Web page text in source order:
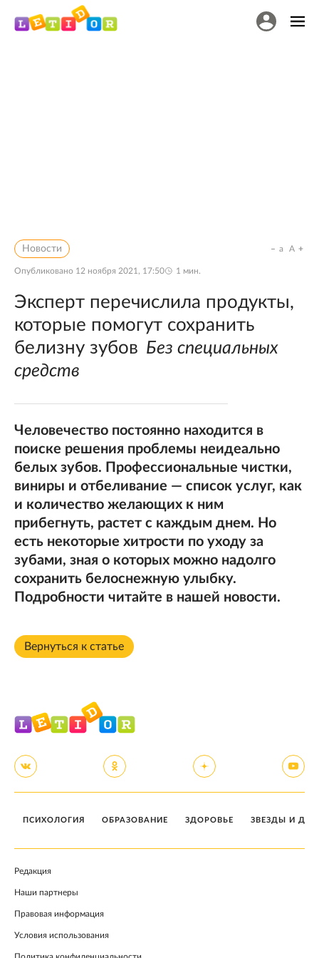
Новости
Опубликовано 12 ноября 2021, 17:50 1 мин.
a A
Эксперт перечислила продукты,
которые помогут сохранить
белизну зубов Без специальных
средств
Человечество постоянно находится в
поиске решения проблемы неидеально
белых зубов. Профессиональные чистки,
виниры и отбеливание — список услуг, как
и количество желающих к ним
прибегнуть, растет с каждым днем. Но
есть некоторые хитрости по уходу за
зубами, зная о которых можно надолго
сохранить белоснежную улыбку.
Подробности читайте в нашей новости.
Вернуться к статье
ПСИХОЛОГИЯ ОБРАЗОВАНИЕ ЗДОРОВЬЕ ЗВЕЗДЫ И
Редакция
Наши партнеры
Правовая информация
Условия использования